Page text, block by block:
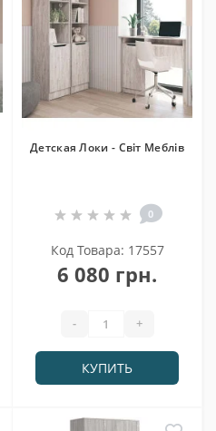
Детская Локи - Світ Меблів
0
Код Товара: 17557
6 080 грн.
- +
КУПИТЬ